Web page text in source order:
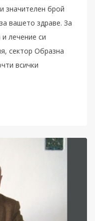
значителен брой
вашето здраве. За
и лечение си
сектор Образна
всички